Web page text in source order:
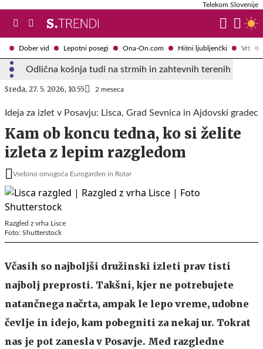
Dober vid Lepotni posegi Ona-On.com Hišni ljubljenčki Vrt
Odlična košnja tudi na strmih in zahtevnih terenih
Telekom Slovenije
Sreda, 27. 5. 2026, 10.55 2 meseca
Ideja za izlet v Posavju: Lisca, Grad Sevnica in Ajdovski gradec
Kam ob koncu tedna, ko si želite
izleta z lepim razgledom
Vsebino omogoča Eurogarden in Rotar
Razgled z vrha Lisce
Foto: Shutterstock
Včasih so najboljši družinski izleti prav tisti
najbolj preprosti. Takšni, kjer ne potrebujete
natančnega načrta, ampak le lepo vreme, udobne
čevlje in idejo, kam pobegniti za nekaj ur. Tokrat
nas je pot zanesla v Posavje. Med razgledne